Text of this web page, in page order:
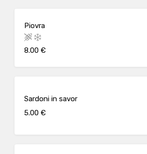
Piovra
8.00 €
Sardoni in savor
5.00 €